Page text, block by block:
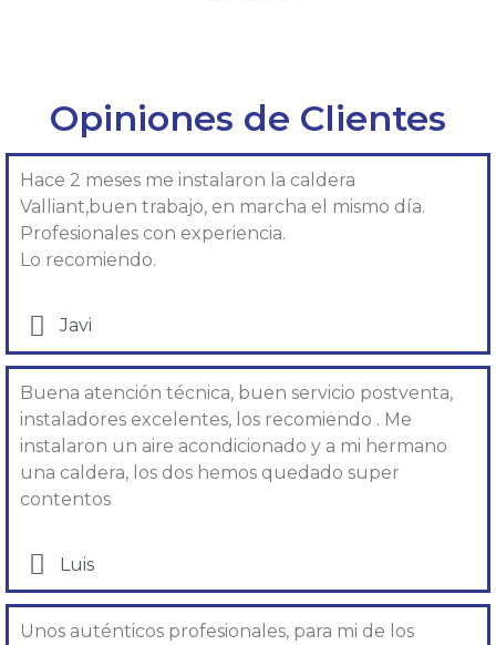
Opiniones de Clientes
Hace 2 meses me instalaron la caldera
Valliant,buen trabajo, en marcha el mismo día.
Profesionales con experiencia.
Lo recomiendo.
Javi
Buena atención técnica, buen servicio postventa,
instaladores excelentes, los recomiendo . Me
instalaron un aire acondicionado y a mi hermano
una caldera, los dos hemos quedado super
contentos
Luis
Unos auténticos profesionales, para mi de los